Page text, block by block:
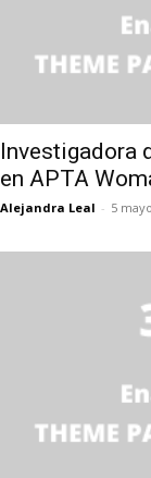
Investigadora
en APTA
Alejandra Leal - 5